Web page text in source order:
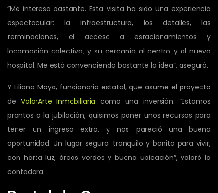
“Me interesa bastante. Esta visita ha sido una experiencia
espectacular: la infraestructura, los detalles, las
terminaciones, el acceso a estacionamientos y
locomoción colectiva, y su cercanía al centro y al nuevo
hospital. Me está convenciendo bastante la idea”, aseguró.
Y Liliana Moya, funcionaria estatal, que asume el proyecto
de ValorArte Inmobiliaria como una inversión. “Estamos
prontos a la jubilación, quisimos poner unos recursos para
tener un ingreso extra, y nos pareció una buena
oportunidad. Un lugar seguro, tranquilo y bonito para vivir,
con harta luz, áreas verdes y buena ubicación”, valoró la
contadora.